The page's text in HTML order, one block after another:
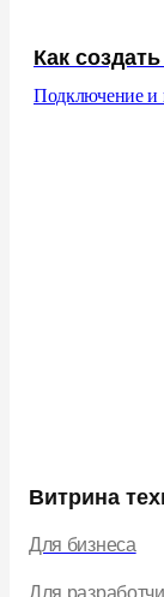
Как
Подключение и
Витрина
Для бизнеса
Для